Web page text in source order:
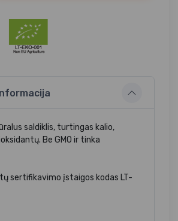
saldiklis, turtingas kalio,
Be GMO ir tinka
sertifikavimo įstaigos kodas LT-